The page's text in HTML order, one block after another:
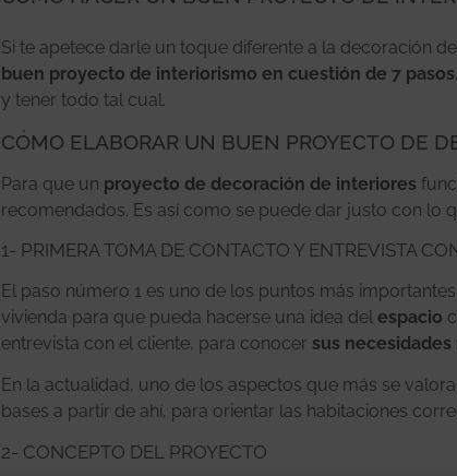
Si te apetece darle un toque diferente a la decoración
buen proyecto de interiorismo en cuestión de 7 pasos
y tener todo tal cual.
CÓMO ELABORAR UN BUEN PROYECTO DE
Para que un proyecto de decoración de interiores
recomendados. Es así como se puede dar justo con lo
1- PRIMERA TOMA DE CONTACTO Y ENTREVISTA
El paso número 1 es uno de los puntos más
vivienda para que pueda hacerse una idea del espacio
entrevista con el cliente, para conocer sus
En la actualidad, uno de los aspectos que más se
bases a partir de ahí, para orientar las habitaciones
2- CONCEPTO DEL PROYECTO